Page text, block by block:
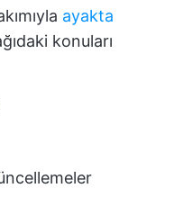
ayakta
konuları